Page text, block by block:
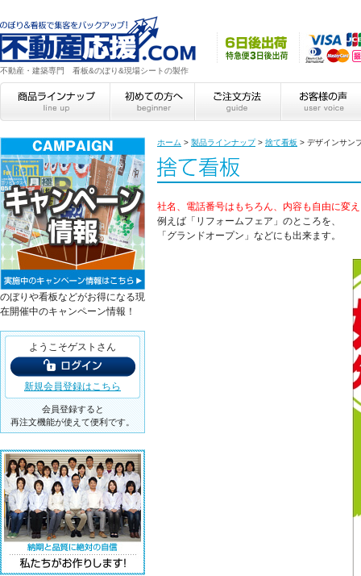
不動産・建築専門 看板&のぼり&現場シートの製作
ホーム > 製品ラインナップ> 捨て看板 > デザインサン
社名、電話番号はもちろん、内容も自由に変
例えば「リフォームフェア」のところを、
「グランドオープン」などにも出来ます。
のぼりや看板などがお得になる現
在開催中のキャンペーン情報！
ようこそゲストさん
新規会員登録はこちら
会員登録すると
再注文機能が使えて便利です。